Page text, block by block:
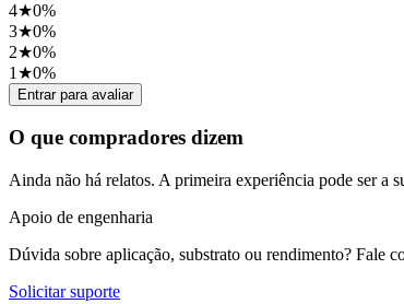
4★0%
3★0%
2★0%
1 ★0%
Entrar para avaliar
O que compradores dizem
Ainda não há relatos. A primeira experiência pode ser a
Apoio de engenharia
Dúvida sobre aplicação, substrato ou rendimento? Fale
Solicitar suporte